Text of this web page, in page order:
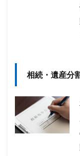
相続・遺産分